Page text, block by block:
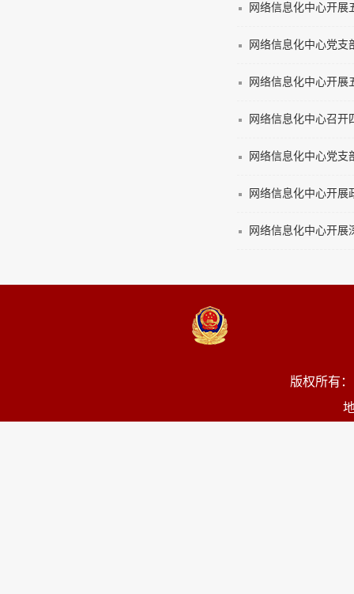
网络信息化中心开展
网络信息化中心党支
网络信息化中心开展
网络信息化中心召开
网络信息化中心党支
网络信息化中心开展
网络信息化中心开展
版权所有